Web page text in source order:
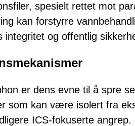
spesielt rettet mot
kan forstyrre
integritet og offentlig
er dens evne til å spre
som kan være isolert fra
ICS-fokuserte angrep.